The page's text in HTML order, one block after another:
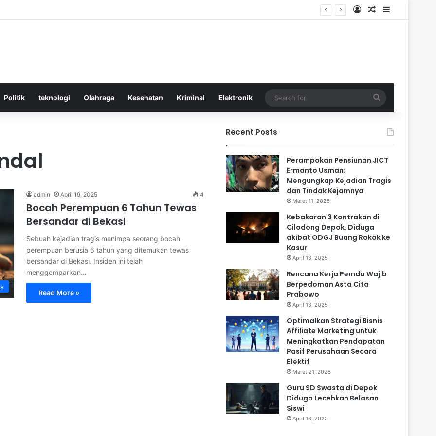
Log InRandom Article
Sidebar
Politik teknologi Olahraga Kesehatan Kriminal Elektronik
for
admin April 19, 2025 4
Bocah Perempuan 6 Tahun Tewas
Bersandar di Bekasi
Sebuah kejadian tragis menimpa seorang bocah
perempuan berusia 6 tahun yang ditemukan tewas
bersandar di Bekasi. Insiden ini telah
menggemparkan…
Read More »
Recent Posts
Perampokan Pensiunan JICT
Ermanto Usman:
Mengungkap Kejadian Tragis
dan Tindak Kejamnya
Maret 11, 2026
Kebakaran 3 Kontrakan di
Cilodong Depok, Diduga
akibat ODGJ Buang Rokok ke
Kasur
April 18, 2025
Rencana Kerja Pemda Wajib
Berpedoman Asta Cita
Prabowo
April 18, 2025
Optimalkan Strategi Bisnis
Affiliate Marketing untuk
Meningkatkan Pendapatan
Pasif Perusahaan Secara
Efektif
Maret 21, 2026
Guru SD Swasta di Depok
Diduga Lecehkan Belasan
Siswi
April 18, 2025